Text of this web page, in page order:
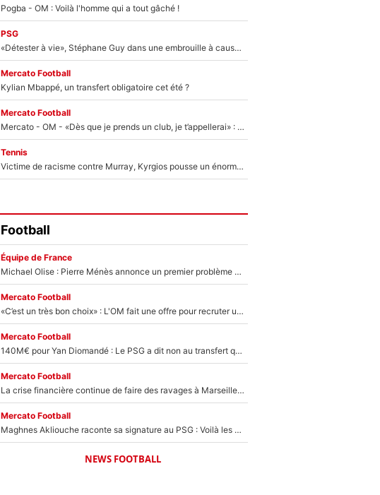
Pogba - OM : Voilà l'homme qui a tout gâché !
PSG
«Détester à vie», Stéphane Guy dans une embrouille à cause du PSG !
Mercato Football
Kylian Mbappé, un transfert obligatoire cet été ?
Mercato Football
Mercato - OM - «Dès que je prends un club, je t’appellerai» : La promesse de Marcelino au moment de claquer la porte
Tennis
Victime de racisme contre Murray, Kyrgios pousse un énorme coup de gueule !
Football
Équipe de France
Michael Olise : Pierre Ménès annonce un premier problème pour Zinedine Zidane en équipe de France
Mercato Football
«C’est un très bon choix» : L'OM fait une offre pour recruter un ancien joueur du PSG... et c'est validé dans l'After Foot !
Mercato Football
140M€ pour Yan Diomandé : Le PSG a dit non au transfert qui bat tous les records sur le mercato
Mercato Football
La crise financière continue de faire des ravages à Marseille : L’OM a placé 12 joueurs sur le marché des transferts… et ça pourrait lui rapporter près de 100M€ !
Mercato Football
Maghnes Akliouche raconte sa signature au PSG : Voilà les coulisses de son transfert de rêve à 50M€
NEWS FOOTBALL